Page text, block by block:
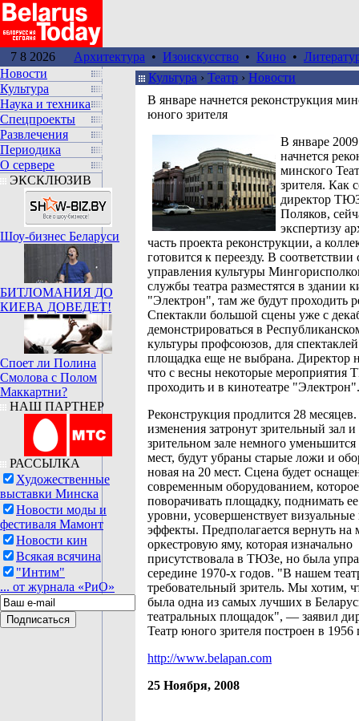
7 8 2026 Архитектура • Изоискусство • Кино •
Новости
Культура
Наука и техника
Спецпроекты
Развлечения
Периодика
О сервере
ЭКСКЛЮЗИВ
Шоу-бизнес Беларуси
БИТЛОМАНИЯ ДО
КИЕВА ДОВЕДЕТ!
Споет ли Полина
Смолова с Полом
Маккартни?
НАШ ПАРТНЕР
РАССЫЛКА
Художественные
выставки Минска
Новости моды и
фестиваля Мамонт
Новости кин
Всякая всячина
"Интим"
... от журнала «РиО»
Культура › Театр › Новoсти
В январе начнется реконструкция
юного зрителя
В январе
начнется
минского
зрителя. Как
директор
Поляков,
экспертизу
часть проекта реконструкции, а
готовится к переезду. В
управления культуры
службы театра разместятся в здании
"Электрон", там же будут проходить
Спектакли большой сцены уже с
демонстрироваться в
культуры профсоюзов, для
площадка еще не выбрана. Директор
что с весны некоторые мероприятия
проходить и в кинотеатре "Электрон".
Реконструкция продлится 28
изменения затронут зрительный зал
зрительном зале немного уменьшится
мест, будут убраны старые ложи и
новая на 20 мест. Сцена будет
современным оборудованием,
поворачивать площадку, поднимать
уровни, усовершенствует визуальные
эффекты. Предполагается вернуть на
оркестровую яму, которая изначально
присутствовала в ТЮЗе, но была
середине 1970-х годов. "В нашем
требовательный зритель. Мы хотим,
была одна из самых лучших в
театральных площадок", — заявил
Театр юного зрителя построен в 1956
http://www.belapan.com
25 Ноября, 2008